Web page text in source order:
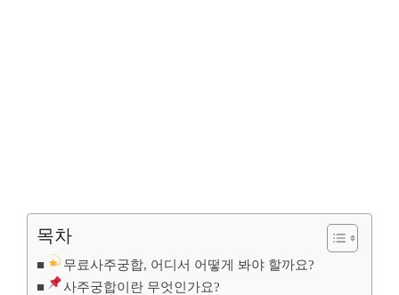
목차
무료사주궁합, 어디서 어떻게 봐야 할까요?
사주궁합이란 무엇인가요?